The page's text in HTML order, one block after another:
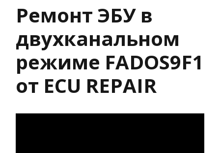
Ремонт ЭБУ в
двухканальном
режиме FADOS9F1
от ECU REPAIR